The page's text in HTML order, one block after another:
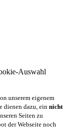
Auswahl
unserem eigenem
dienen dazu, ein nicht
Seiten zu
der Webseite noch